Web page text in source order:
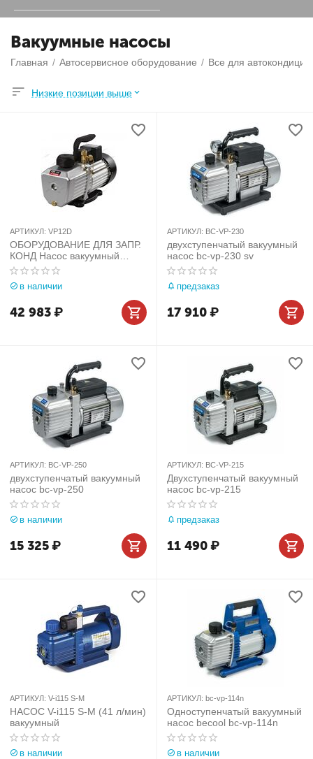
Вакуумные насосы
Главная / Автосервисное оборудование / Все для
Низкие позиции выше
АРТИКУЛ: VP12D
ОБОРУДОВАНИЕ ДЛЯ ЗАПР.
КОНД Насос вакуумный
(2ступ. 278л/мин) VP12D
в наличии
42 983₽
АРТИКУЛ: BC-VP-230
двухступенчатый вакуумный
насос bc-vp-230 sv
предзаказ
17 910₽
АРТИКУЛ: BC-VP-250
двухступенчатый вакуумный
насос bc-vp-250
в наличии
15 325₽
АРТИКУЛ: BC-VP-215
Двухступенчатый вакуумный
насос bc-vp-215
предзаказ
11 490₽
АРТИКУЛ: V-i115 S-M
НАСОС V-i115 S-M (41 л/мин)
вакуумный
в наличии
АРТИКУЛ: bc-vp-114n
Одноступенчатый вакуумный
насос becool bc-vp-114n
в наличии